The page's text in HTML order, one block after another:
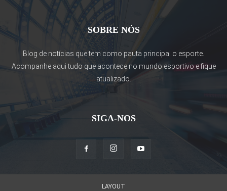
SOBRE NÓS
Blog de notícias que tem como pauta principal o esporte.
Acompanhe aqui tudo que acontece no mundo esportivo e fique
atualizado.
SIGA-NOS
LAYOUT